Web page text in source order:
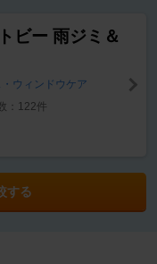
ビー 雨ジミ＆
・ウィンドウケア
：122件
する